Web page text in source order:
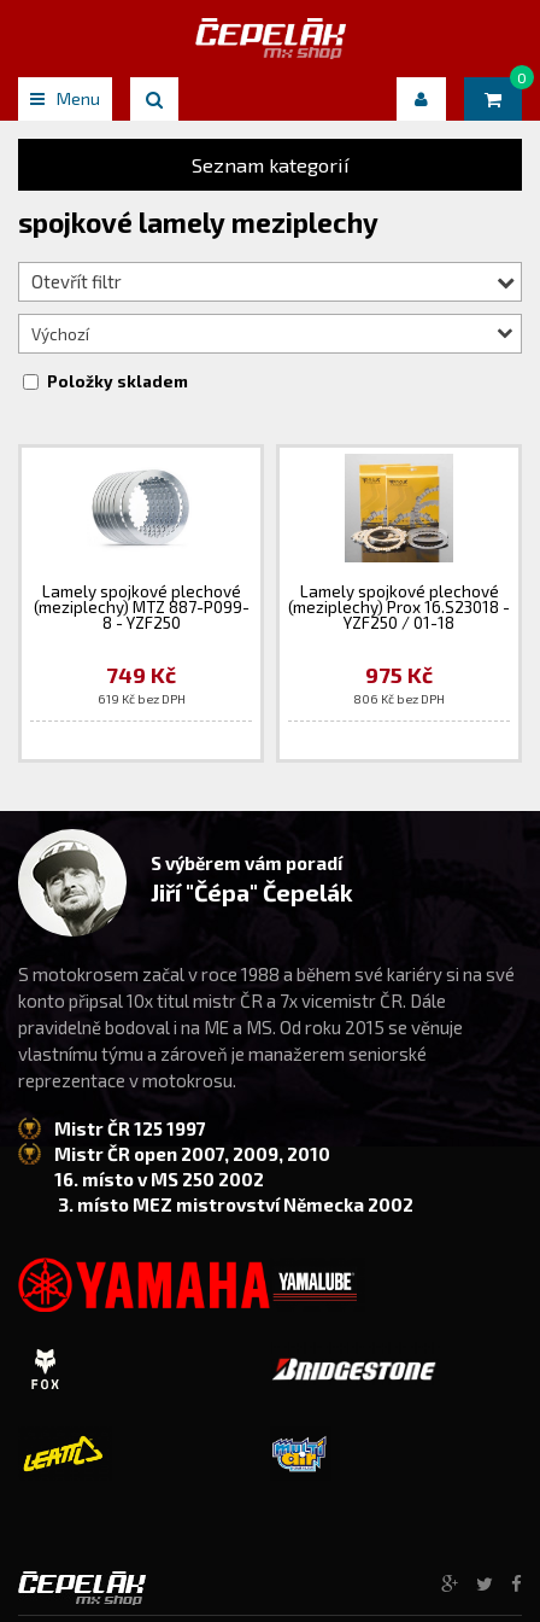
Menu
0
Seznam kategorií
spojkové lamely meziplechy
Otevřít filtr
Výchozí
Položky skladem
Lamely spojkové plechové
(meziplechy) MTZ 887-P099-
8 - YZF250
749 Kč
619 Kč bez DPH
Lamely spojkové plechové
(meziplechy) Prox 16.S23018 -
YZF250 / 01-18
975 Kč
806 Kč bez DPH
S výběrem vám poradí
Jiří "Čépa" Čepelák
S motokrosem začal v roce 1988 a během své kariéry si na své
konto připsal 10x titul mistr ČR a 7x vicemistr ČR. Dále
pravidelně bodoval i na ME a MS. Od roku 2015 se věnuje
vlastnímu týmu a zároveň je manažerem seniorské
reprezentace v motokrosu.
Mistr ČR 125 1997
Mistr ČR open 2007, 2009, 2010
16. místo v MS 250 2002
3. místo MEZ mistrovství Německa 2002